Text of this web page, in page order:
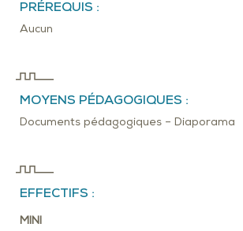
PRÉREQUIS :
Aucun
MOYENS PÉDAGOGIQUES :
Documents pédagogiques – Diaporama
EFFECTIFS :
MINI